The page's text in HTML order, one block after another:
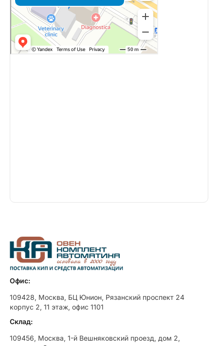
Офис:
109428, Москва, БЦ Юнион, Рязанский проспект 24
корпус 2, 11 этаж, офис 1101
Склад:
109456, Москва, 1-й Вешняковский проезд, дом 2,